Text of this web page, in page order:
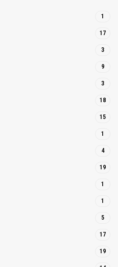
1
17
3
9
3
18
15
1
4
19
1
1
5
17
19